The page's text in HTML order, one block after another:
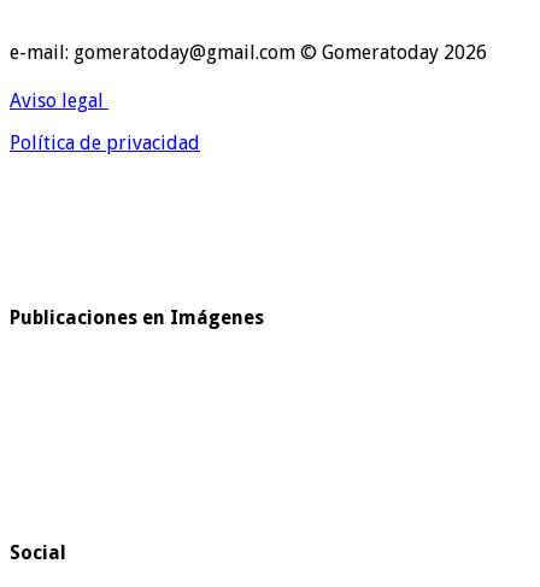
e-mail: gomeratoday@gmail.com © Gomeratoday 2026
Aviso legal
Política de privacidad
Publicaciones en Imágenes
Social